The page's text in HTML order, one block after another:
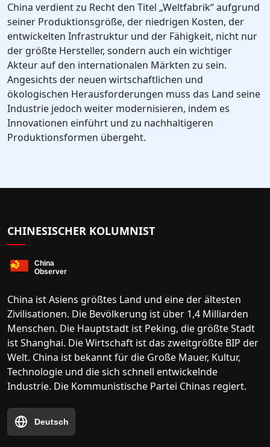
China verdient zu Recht den Titel „Weltfabrik“ aufgrund
seiner Produktionsgröße, der niedrigen Kosten, der
entwickelten Infrastruktur und der Fähigkeit, nicht nur
der größte Hersteller, sondern auch ein wichtiger
Akteur auf den internationalen Märkten zu sein.
Angesichts der neuen wirtschaftlichen und
ökologischen Herausforderungen muss das Land seine
Industrie jedoch weiter modernisieren, indem es
Innovationen einführt und zu nachhaltigeren
Produktionsformen übergeht.
CHINESISCHER KOLUMNIST
China ist Asiens größtes Land und eine der ältesten
Zivilisationen. Die Bevölkerung ist über 1,4 Milliarden
Menschen. Die Hauptstadt ist Peking, die größte Stadt
ist Shanghai. Die Wirtschaft ist das zweitgrößte BIP der
Welt. China ist bekannt für die Große Mauer, Kultur,
Technologie und die sich schnell entwickelnde
Industrie. Die Kommunistische Partei Chinas regiert.
Deutsch